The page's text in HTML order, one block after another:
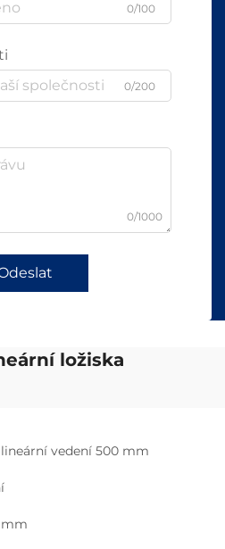
0/100
0/200
0/1000
ložiska
lineární vedení 500 mm
mm